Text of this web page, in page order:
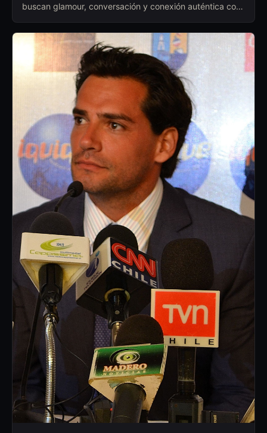
buscan glamour, conversación y conexión auténtica con